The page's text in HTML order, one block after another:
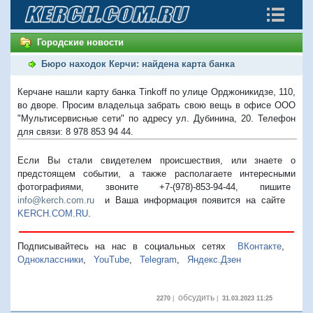
Городские новости
Бюро находок Керчи: найдена карта банка
Керчане нашли карту банка Tinkoff по улице Орджоникидзе, 110,
во дворе. Просим владельца забрать свою вещь в офисе ООО
"Мультисервисные сети" по адресу ул. Дубинина, 20. Телефон
для связи: 8 978 853 94 44.
Если Вы стали свидетелем происшествия, или знаете о
предстоящем событии, а также располагаете интересными
фотографиями, звоните +7-(978)-853-94-44, пишите
info@kerch.com.ru и Ваша информация появится на сайте
KERCH.COM.RU
Подписывайтесь на нас в социальных сетях ВКонтакте,
Одноклассники
YouTube Telegram Яндекс.Дзен
2270| обсудить| 31.03.2023 11:25